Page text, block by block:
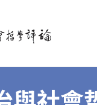
哲學評論